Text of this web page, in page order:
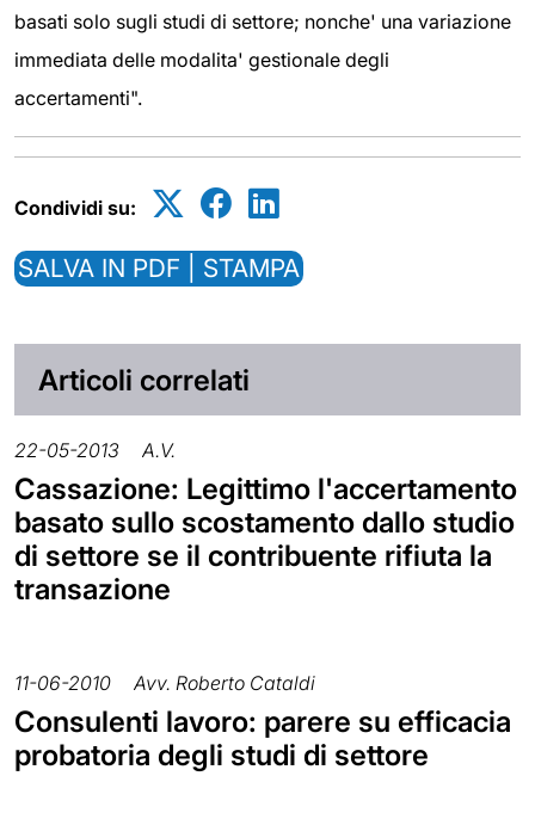
basati solo sugli studi di settore; nonche' una variazione
immediata delle modalita' gestionale degli
accertamenti".
Condividi su:
SALVA IN PDF | STAMPA
Articoli correlati
22-05-2013 A.V.
Cassazione: Legittimo l'accertamento
basato sullo scostamento dallo studio
di settore se il contribuente rifiuta la
transazione
11-06-2010 Avv. Roberto Cataldi
Consulenti lavoro: parere su efficacia
probatoria degli studi di settore